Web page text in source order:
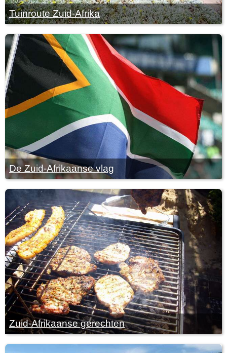
Tuinroute Zuid-Afrika
De Zuid-Afrikaanse vlag
Zuid-Afrikaanse gerechten